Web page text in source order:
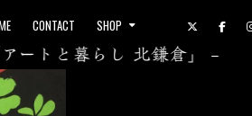
CONTACT
SHOP
と暮らし 北鎌倉」 – Gallery